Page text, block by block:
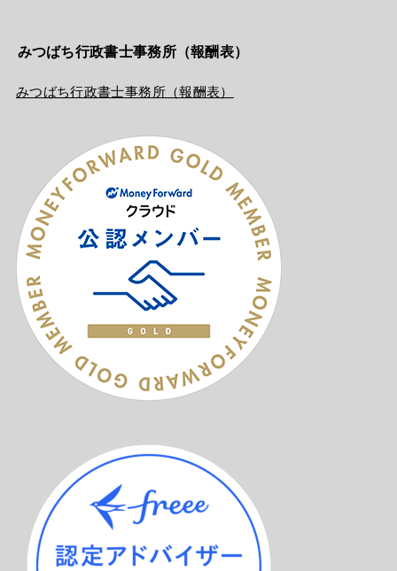
みつばち行政書士事務所（報酬表）
みつばち行政書士事務所（報酬表）